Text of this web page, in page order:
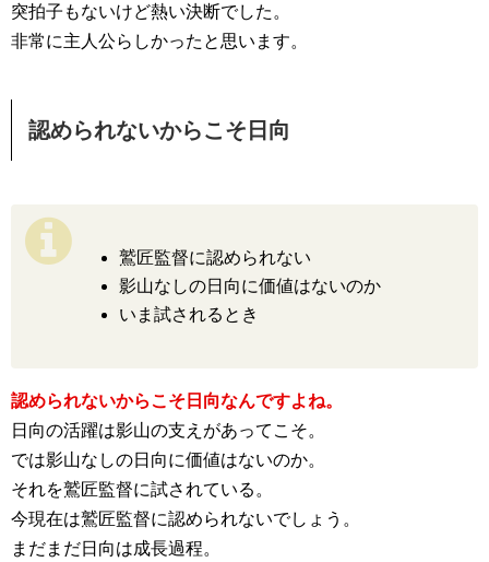
突拍子もないけど熱い決断でした。
非常に主人公らしかったと思います。
認められないからこそ日向
鷲匠監督に認められない
影山なしの日向に価値はないのか
いま試されるとき
認められないからこそ日向なんですよね。
日向の活躍は影山の支えがあってこそ。
では影山なしの日向に価値はないのか。
それを鷲匠監督に試されている。
今現在は鷲匠監督に認められないでしょう。
まだまだ日向は成長過程。